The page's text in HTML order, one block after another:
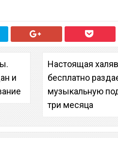
и
Настоящая
бесплатно
музыкальную
три месяца